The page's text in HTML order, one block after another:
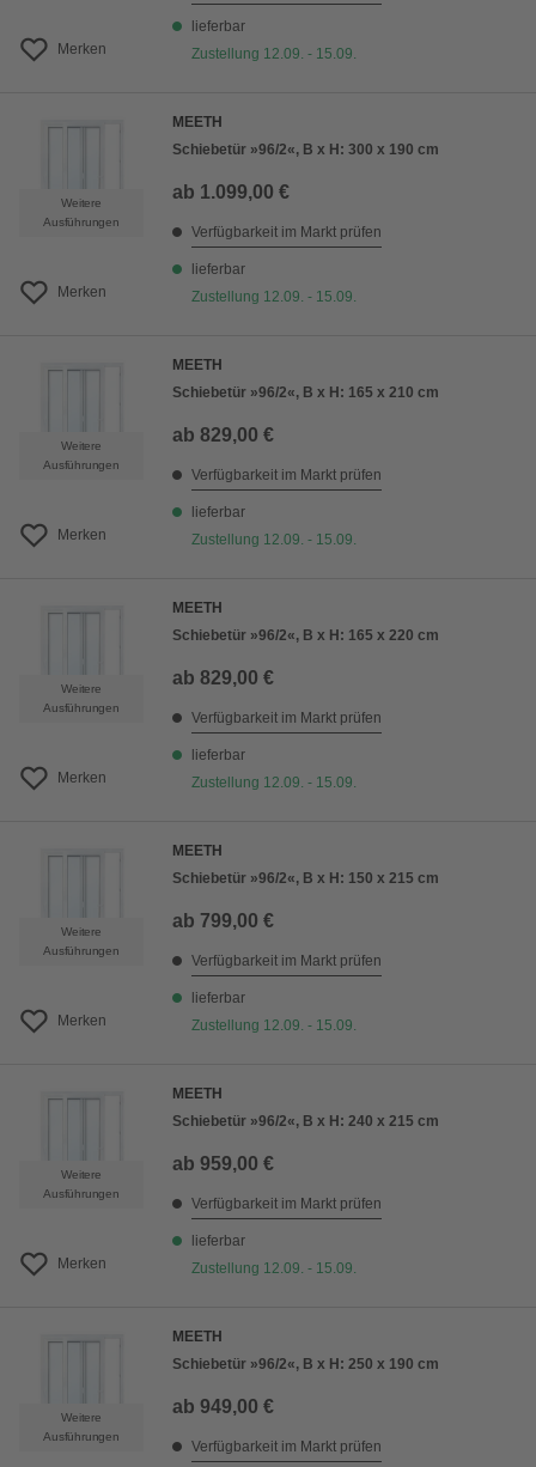
Merken
lieferbar
Zustellung 12.09. - 15.09.
Weitere
Ausführungen
Merken
MEETH
Schiebetür »96/2«, B x H: 300 x 190 cm
ab 1.099,00 €
Verfügbarkeit im Markt prüfen
lieferbar
Zustellung 12.09. - 15.09.
Weitere
Ausführungen
Merken
MEETH
Schiebetür »96/2«, B x H: 165 x 210 cm
ab 829,00 €
Verfügbarkeit im Markt prüfen
lieferbar
Zustellung 12.09. - 15.09.
Weitere
Ausführungen
Merken
MEETH
Schiebetür »96/2«, B x H: 165 x 220 cm
ab 829,00 €
Verfügbarkeit im Markt prüfen
lieferbar
Zustellung 12.09. - 15.09.
Weitere
Ausführungen
Merken
MEETH
Schiebetür »96/2«, B x H: 150 x 215 cm
ab 799,00 €
Verfügbarkeit im Markt prüfen
lieferbar
Zustellung 12.09. - 15.09.
Weitere
Ausführungen
Merken
MEETH
Schiebetür »96/2«, B x H: 240 x 215 cm
ab 959,00 €
Verfügbarkeit im Markt prüfen
lieferbar
Zustellung 12.09. - 15.09.
Weitere
Ausführungen
MEETH
Schiebetür »96/2«, B x H: 250 x 190 cm
ab 949,00 €
Verfügbarkeit im Markt prüfen